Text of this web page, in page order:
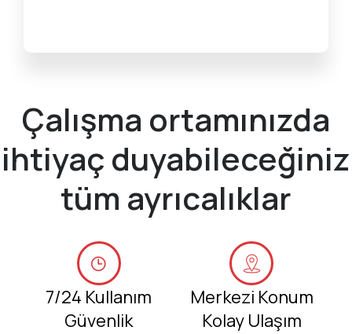
Çalışma ortamınızda
ihtiyaç duyabileceğiniz
tüm ayrıcalıklar
7/24 Kullanım
Güvenlik
Merkezi Konum
Kolay Ulaşım